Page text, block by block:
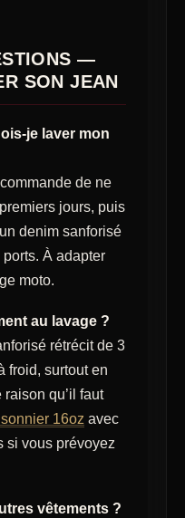
—
SON JEAN
je laver mon
de ne
jours, puis
denim sanforisé
À adapter
moto.
au lavage ?
rétrécit de 3
froid, surtout en
raison qu’il faut
16oz avec
si vous prévoyez
vêtements ?